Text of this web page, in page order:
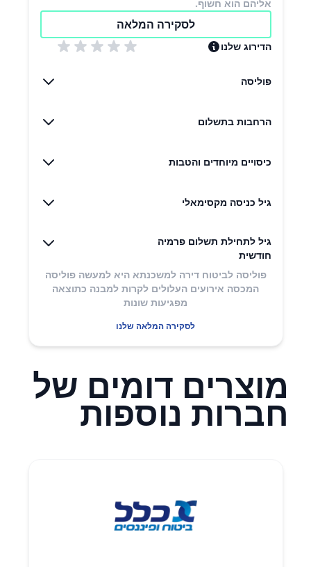
אליהם הוא חשוף.
לסקירה המלאה
הדירוג שלנו
פוליסה
הרחבות בתשלום
כיסויים מיוחדים והטבות
גיל כניסה מקסימאלי
גיל לתחילת תשלום פרמיה
חודשית
פוליסה לביטוח דירה למשכנתא היא למעשה פוליסה
המכסה אירועים העלולים לקרות למבנה כתוצאה
מפגיעות שונות
לסקירה המלאה שלנו
מוצרים דומים של
חברות נוספות